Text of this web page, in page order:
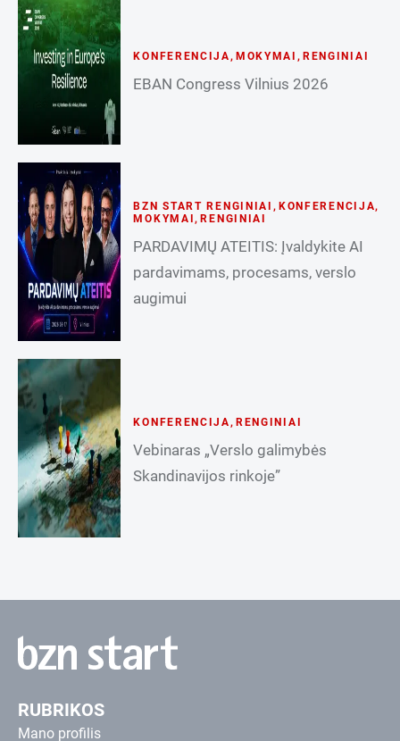
KONFERENCIJA , MOKYMAI , RENGINIAI
EBAN Congress Vilnius 2026
BZN START RENGINIAI , KONFERENCIJA,
MOKYMAI, RENGINIAI
PARDAVIMŲ ATEITIS: Įvaldykite AI
pardavimams, procesams, verslo
augimui
KONFERENCIJA , RENGINIAI
Vebinaras „Verslo galimybės
Skandinavijos rinkoje”
RUBRIKOS
Mano profilis